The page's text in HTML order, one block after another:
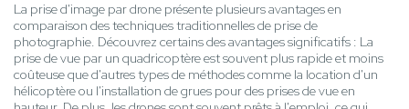
La prise d'image par drone présente plusieurs avantages en
comparaison des techniques traditionnelles de prise de
photographie. Découvrez certains des avantages significatifs : La
prise de vue par un quadricoptère est souvent plus rapide et moins
coûteuse que d'autres types de méthodes comme la location d'un
hélicoptère ou l'installation de grues pour des prises de vue en